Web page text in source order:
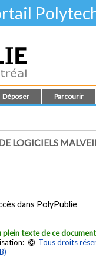
Déposer Parcourir
LOGICIELS
dans PolyPublie
plein texte de ce document
Tous droits